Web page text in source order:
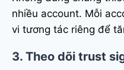
nhiều account. Mỗi
vi tương tác riêng để
3. Theo dõi trust